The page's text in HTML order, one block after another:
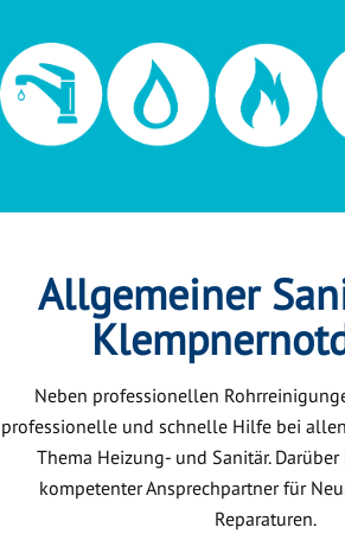
Allgemeiner
Neben professionellen
professionelle und schnelle Hilfe bei
Thema Heizung- und Sanitär.
kompetenter Ansprechpartner für
Reparaturen.